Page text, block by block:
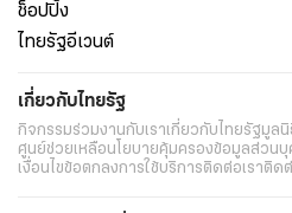
ช็อปปิ้ง
ไทยรัฐอีเวนต์
เกี่ยวกับไทยรัฐ
กิจกรรมร่วมงานกับเราเกี่ยวกับไทยรัฐมูลนิ
ศูนย์ช่วยเหลือนโยบายคุ้มครองข้อมูลส่วน
เงื่อนไขข้อตกลงการใช้บริการติดต่อเราติด